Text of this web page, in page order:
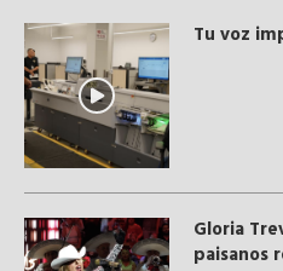
Tu voz
Gloria
paisanos